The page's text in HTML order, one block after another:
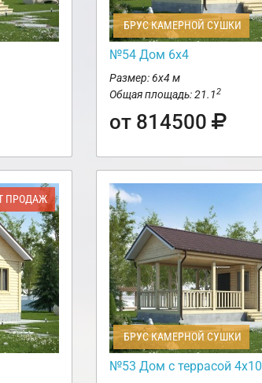
БРУС КАМЕРНОЙ СУШКИ
№54 Дом 6х4
Размер: 6х4 м
Общая площадь: 21.12
от 814500
ПРОДАЖ
БРУС КАМЕРНОЙ СУШКИ
№53 Дом с террасой 4х10